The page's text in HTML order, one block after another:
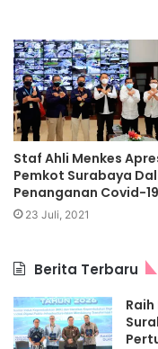
Staf Ahli Menkes
Pemkot Surabaya
Penanganan Covid-19
23 Juli, 2021
Berita Terbaru